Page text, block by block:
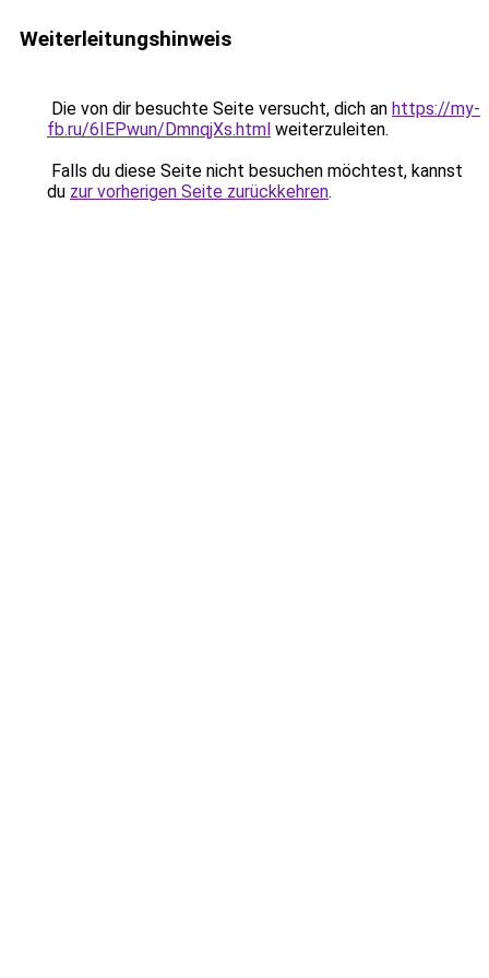
Weiterleitungshinweis
Die von dir besuchte Seite versucht, dich an https://my-
fb.ru/6IEPwun/DmnqjXs.html weiterzuleiten.
Falls du diese Seite nicht besuchen möchtest, kannst
du zur vorherigen Seite zurückkehren.